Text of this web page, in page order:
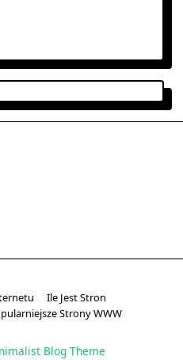
Ile Jest Stron
Strony WWW
Blog Theme